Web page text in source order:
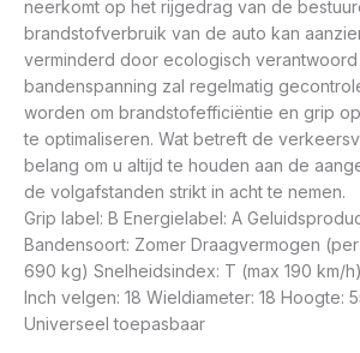
neerkomt op het rijgedrag van de
brandstofverbruik van de auto kan
verminderd door ecologisch verantwoord
bandenspanning zal regelmatig
worden om brandstofefficiëntie en grip
te optimaliseren. Wat betreft de
belang om u altijd te houden aan de
de volgafstanden strikt in acht te nemen.
Grip label: B Energielabel: A
Bandensoort: Zomer Draagvermogen
690 kg) Snelheidsindex: T (max 190 km/
Inch velgen: 18 Wieldiameter: 18 Hoogte:
Universeel toepasbaar